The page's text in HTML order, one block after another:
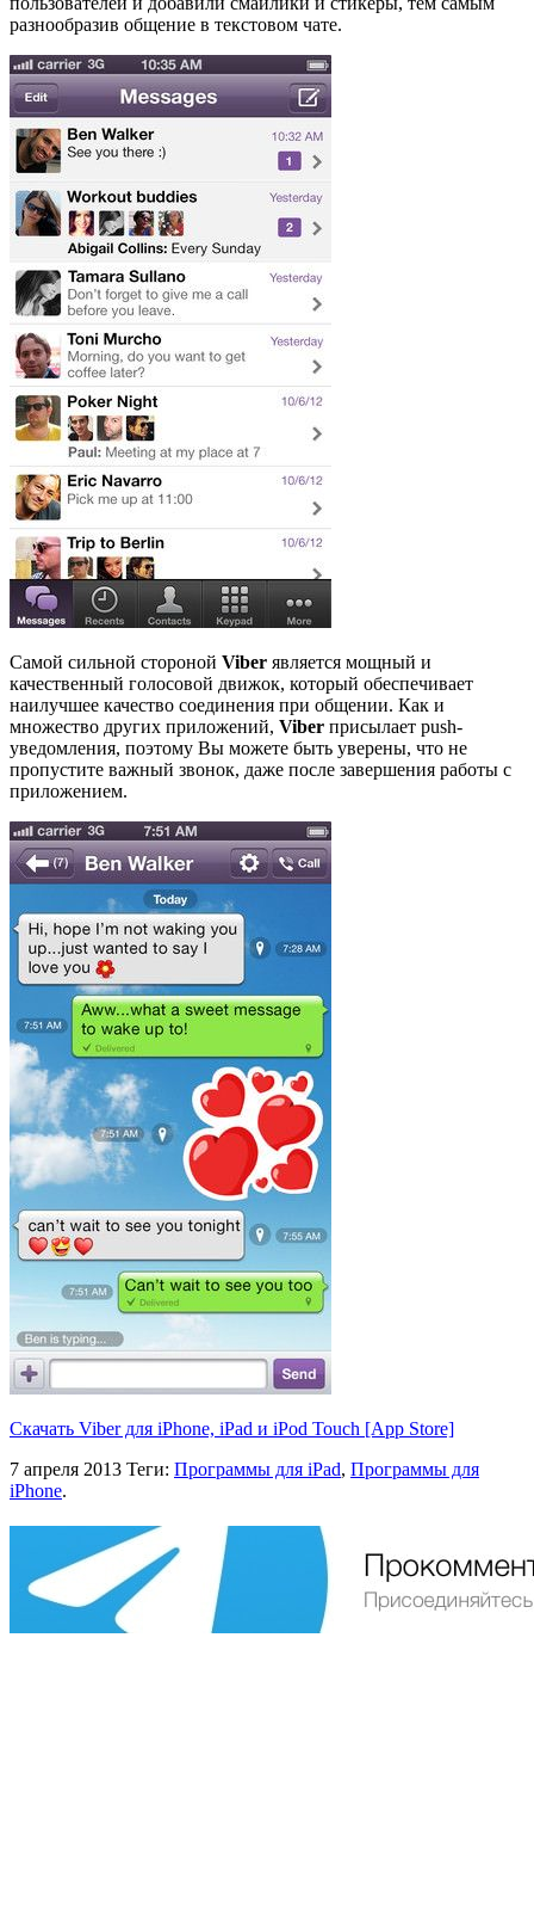
разнообразив общение в текстовом чате.
Самой сильной стороной Viber является мощный и
качественный голосовой движок, который обеспечивает
наилучшее качество соединения при общении. Как и
множество других приложений, Viber присылает push-
уведомления, поэтому Вы можете быть уверены, что не
пропустите важный звонок, даже после завершения работы с
приложением.
Скачать Viber для iPhone, iPad и iPod Touch [App Store]
7 апреля 2013 Теги: Программы для iPad, Программы для
iPhone.